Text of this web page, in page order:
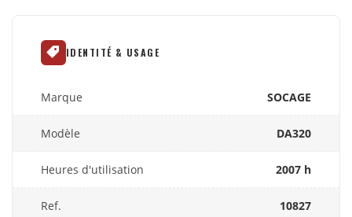
IDENTITÉ & USAGE
Marque SOCAGE
Modèle DA320
Heures d'utilisation 2007 h
Ref. 10827